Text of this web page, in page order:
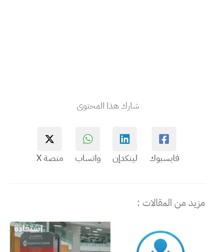
شارك هذا المحتوى
فايسبوك لينكدإن واتساب منصة X
مزيد من المقالات :